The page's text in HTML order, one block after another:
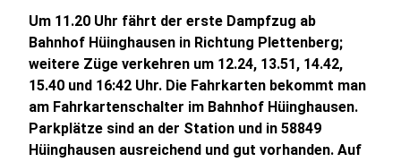
Um 11.20 Uhr fährt der erste Dampfzug ab
Bahnhof Hüinghausen in Richtung Plettenberg;
weitere Züge verkehren um 12.24, 13.51, 14.42,
15.40 und 16:42 Uhr. Die Fahrkarten bekommt man
am Fahrkartenschalter im Bahnhof Hüinghausen.
Parkplätze sind an der Station und in 58849
Hüinghausen ausreichend und gut vorhanden. Auf